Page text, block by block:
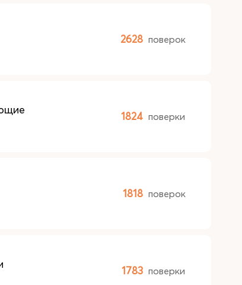
2628 поверок
1824 поверки
1818 поверок
1783 поверки